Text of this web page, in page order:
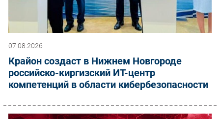
07.08.2026
Крайон создаст в Нижнем Новгороде
российско-киргизский ИТ-центр
компетенций в области кибербезопасности